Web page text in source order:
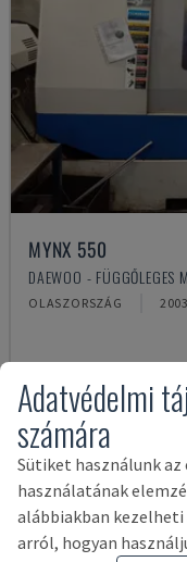
MYNX 550
DAEWOO - FÜGGŐLEGES
OLASZORSZÁG 2003
Adatvédelmi
számára
Sütiket használunk az
használatának
alábbiakban
arról, hogyan